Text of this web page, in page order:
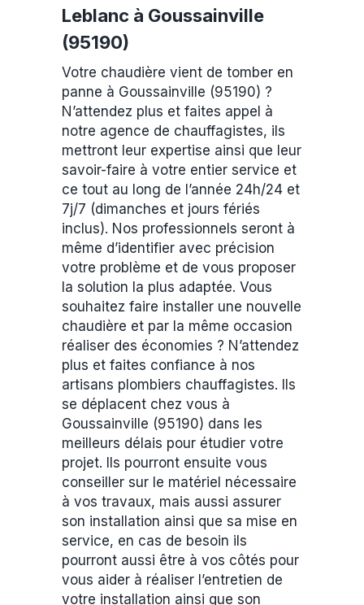
Leblanc à Goussainville
(95190)
Votre chaudière vient de tomber en
panne à Goussainville (95190) ?
N’attendez plus et faites appel à
notre agence de chauffagistes, ils
mettront leur expertise ainsi que leur
savoir-faire à votre entier service et
ce tout au long de l’année 24h/24 et
7j/7 (dimanches et jours fériés
inclus). Nos professionnels seront à
même d’identifier avec précision
votre problème et de vous proposer
la solution la plus adaptée. Vous
souhaitez faire installer une nouvelle
chaudière et par la même occasion
réaliser des économies ? N’attendez
plus et faites confiance à nos
artisans plombiers chauffagistes. Ils
se déplacent chez vous à
Goussainville (95190) dans les
meilleurs délais pour étudier votre
projet. Ils pourront ensuite vous
conseiller sur le matériel nécessaire
à vos travaux, mais aussi assurer
son installation ainsi que sa mise en
service, en cas de besoin ils
pourront aussi être à vos côtés pour
vous aider à réaliser l’entretien de
votre installation ainsi que son